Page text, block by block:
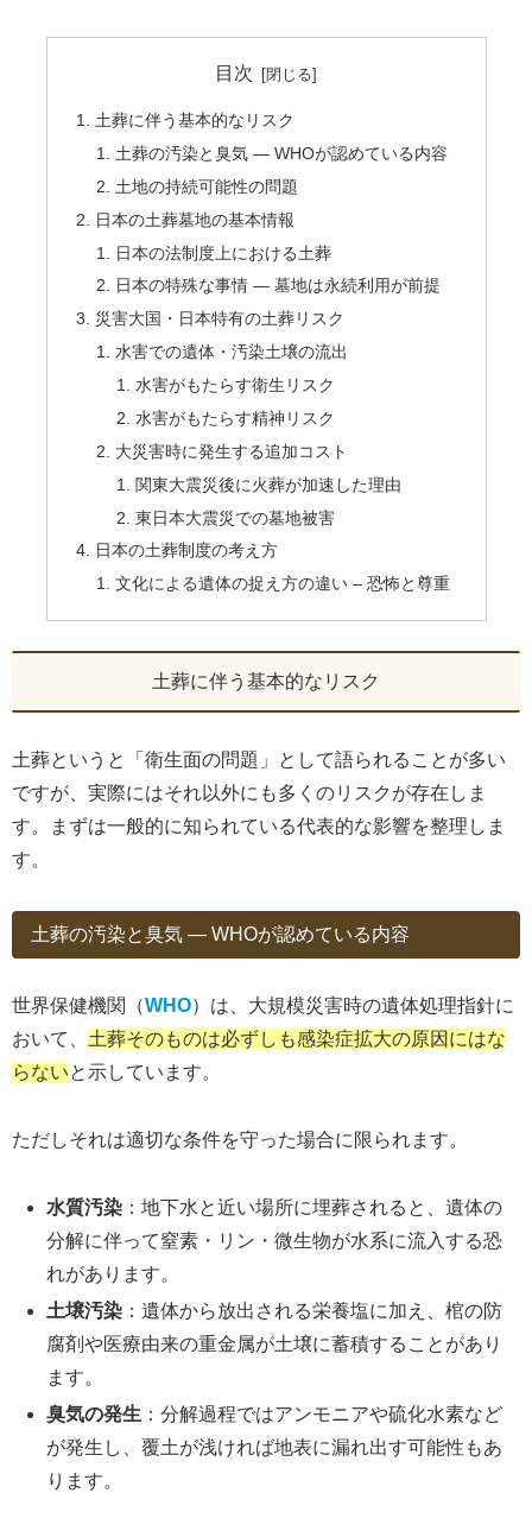
目次
土葬に伴う基本的なリスク
土葬の汚染と臭気 ― WHOが認めている内容
土地の持続可能性の問題
日本の土葬墓地の基本情報
日本の法制度上における土葬
日本の特殊な事情 ― 墓地は永続利用が前提
災害大国・日本特有の土葬リスク
水害での遺体・汚染土壌の流出
水害がもたらす衛生リスク
水害がもたらす精神リスク
大災害時に発生する追加コスト
関東大震災後に火葬が加速した理由
東日本大震災での墓地被害
日本の土葬制度の考え方
文化による遺体の捉え方の違い – 恐怖と尊重
土葬に伴う基本的なリスク
土葬というと「衛生面の問題」として語られることが多い
ですが、実際にはそれ以外にも多くのリスクが存在しま
す。まずは一般的に知られている代表的な影響を整理しま
す。
土葬の汚染と臭気 ― WHOが認めている内容
世界保健機関（WHO）は、大規模災害時の遺体処理指針に
おいて、 土葬そのものは必ずしも感染症拡大の原因にはな
らないと示しています。
ただしそれは適切な条件を守った場合に限られます。
水質汚染 ：地下水と近い場所に埋葬されると、遺体の
分解に伴って窒素・リン・微生物が水系に流入する恐
れがあります。
土壌汚染 ：遺体から放出される栄養塩に加え、棺の防
腐剤や医療由来の重金属が土壌に蓄積することがあり
ます。
臭気の発生 ：分解過程ではアンモニアや硫化水素など
が発生し、覆土が浅ければ地表に漏れ出す可能性もあ
ります。